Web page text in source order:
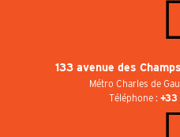
133 avenue des
Métro Charles de
Téléphone :